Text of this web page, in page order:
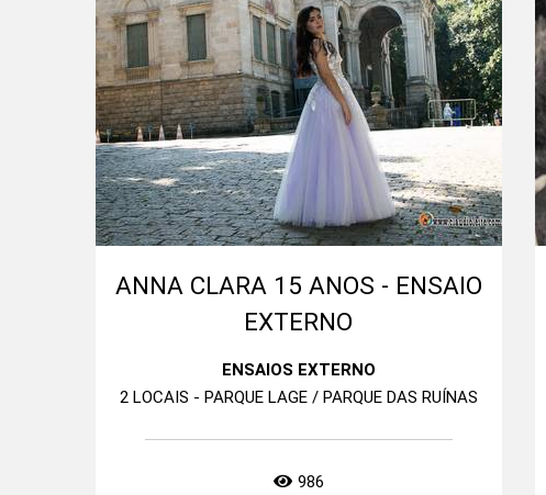
ANNA CLARA 15 ANOS - ENSAIO
EXTERNO
ENSAIOS EXTERNO
2 LOCAIS - PARQUE LAGE / PARQUE DAS RUÍNAS
986